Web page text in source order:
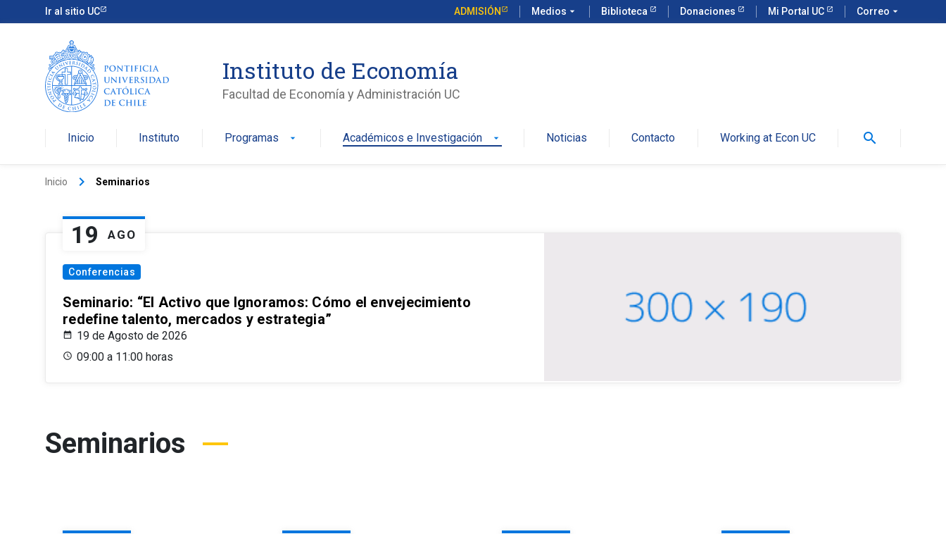
Ir al sitio UC ADMISIÓN Medios arrow_drop_down Biblioteca Donaciones Mi Portal UC Correo arrow_drop_down
Instituto de Economía
Facultad de Economía y Administración UC
Inicio Instituto Programas arrow_drop_down Académicos e Investigación arrow_drop_down Noticias Contacto Working at Econ UC search
Inicio keyboard_arrow_right Seminarios
19 AGO
Conferencias
Seminario: “El Activo que Ignoramos: Cómo el envejecimiento
redefine talento, mercados y estrategia”
19 de Agosto de 2026
09:00 a 11:00 horas
Seminarios